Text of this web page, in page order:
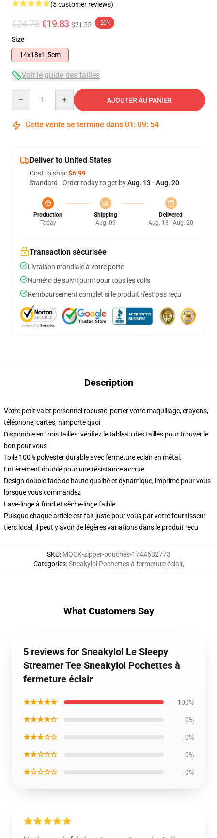
(5 customer reviews)
€24.78 €19.83 $21.55 -20%
Size
14x18x1.5cm
Voir le guide des tailles
AJOUTER AU PANIER
Cette vente se termine dans 01 : 09: 53
Deliver to United States
Cost to ship:$6.99
Standard - Order today to get byAug. 13 - Aug. 20
Production
Today
Shipping
Aug. 09
Delivered
Aug. 13 - Aug. 20
Transaction sécurisée
Livraison mondiale à votre porte
Numéro de suivi fourni pour tous les colis
Remboursement complet si le produit n'est pas reçu
Description
Votre petit valet personnel robuste: porter votre maquillage, crayons,
téléphone, cartes, n'importe quoi
Disponible en trois tailles: vérifiez le tableau des tailles pour trouver le
bon pour vous
Toile 100% polyester durable avec fermeture éclair en métal.
Entièrement doublé pour une résistance accrue
Design double face de haute qualité et dynamique, imprimé pour vous
lorsque vous commandez
Lave-linge à froid et sèche-linge faible
Puisque chaque article est fait juste pour vous par votre fournisseur
tiers local, il peut y avoir de légères variations dans le produit reçu
SKU: MOCK-zipper-pouches-1744632773
Catégories:Sneakylol Pochettes à fermeture éclair,
What Customers Say
5 reviews for Sneakylol Le Sleepy
Streamer Tee Sneakylol Pochettes à
fermeture éclair
★★★★★ 100%
★★★★☆ 0%
★★★☆☆ 0%
★★☆☆☆ 0%
★☆☆☆☆ 0%